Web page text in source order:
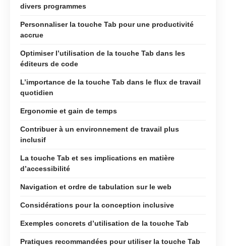
divers programmes
Personnaliser la touche Tab pour une productivité
accrue
Optimiser l’utilisation de la touche Tab dans les
éditeurs de code
L’importance de la touche Tab dans le flux de travail
quotidien
Ergonomie et gain de temps
Contribuer à un environnement de travail plus
inclusif
La touche Tab et ses implications en matière
d’accessibilité
Navigation et ordre de tabulation sur le web
Considérations pour la conception inclusive
Exemples concrets d’utilisation de la touche Tab
Pratiques recommandées pour utiliser la touche Tab